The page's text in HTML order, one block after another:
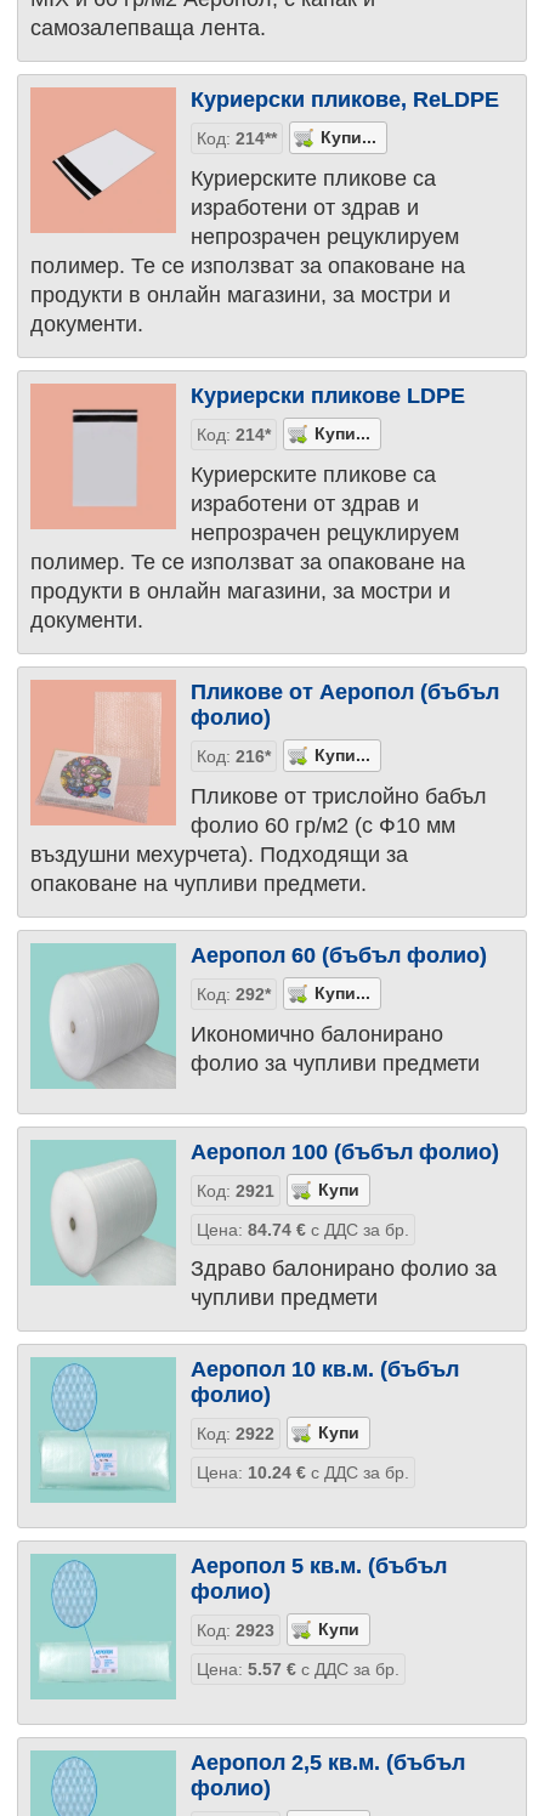
самозалепваща лента.
Куриерски пликове, ReLDPE
Код: 214**
Куриерските пликове са
изработени от здрав и
непрозрачен рецуклируем
полимер. Те се използват за опаковане на
продукти в онлайн магазини, за мостри и
документи.
Куриерски пликове LDPE
Код: 214*
Куриерските пликове са
изработени от здрав и
непрозрачен рецуклируем
полимер. Те се използват за опаковане на
продукти в онлайн магазини, за мостри и
документи.
Пликове от Аеропол (бъбъл
фолио)
Код: 216*
Пликове от трислойно бабъл
фолио 60 гр/м2 (с Ф10 мм
въздушни мехурчета). Подходящи за
опаковане на чупливи предмети.
Аеропол 60 (бъбъл фолио)
Код: 292*
Икономично балонирано
фолио за чупливи предмети
Аеропол 100 (бъбъл фолио)
Код: 2921
Цена: 84.74 €с ДДС за бр.
Здраво балонирано фолио за
чупливи предмети
Аеропол 10 кв.м. (бъбъл
фолио)
Код: 2922
Цена: 10.24 €с ДДС за бр.
Аеропол 5 кв.м. (бъбъл
фолио)
Код: 2923
Цена: 5.57 €с ДДС за бр.
Аеропол 2,5 кв.м. (бъбъл
фолио)